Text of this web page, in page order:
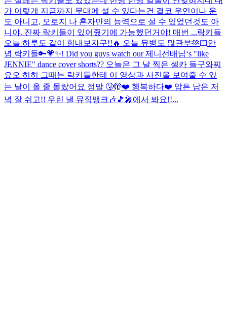
가 이렇게 지금까지 무대에 설 수 있다는건 결코 우연이나 운
도 아니고, 오로지 나 혼자만의 능력으로 설 수 있었던것도 아
니야. 진짜 락키들이 있어줬기에 가능했던거야! 매번 ...락키들
오늘 하루도 같이 힘내보자구!!🔥 오늘 뮤뱅도 많관부🫶🏻안
녕 락키들🔑💗✨! Did you guys watch our 제니선배님‘s "like
JENNIE" dance cover shorts?? 오늘은 그 날 찍은 셀카 들구와찌
요오 히히 그때는 락키들한테 이 영상과 사진을 보여줄 수 있
는 날이 올 줄 몰랐어요 정말 🤧🫣❤️ 행복하다❤️ 암튼 남은 저
녁 잘 쉬고!! 우린 낼 뮤직뱅크🎶🎵🎤에서 봐요!!...